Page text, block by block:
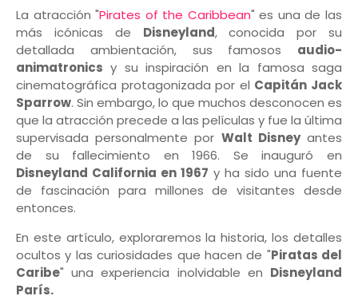
La atracción "Pirates of the Caribbean" es una de las
más icónicas de Disneyland, conocida por su
detallada ambientación, sus famosos audio-
animatronics y su inspiración en la famosa saga
cinematográfica protagonizada por el Capitán Jack
Sparrow. Sin embargo, lo que muchos desconocen es
que la atracción precede a las películas y fue la última
supervisada personalmente por Walt Disneyantes
de su fallecimiento en 1966. Se inauguró en
Disneyland California en 1967 y ha sido una fuente
de fascinación para millones de visitantes desde
entonces.
En este artículo, exploraremos la historia, los detalles
ocultos y las curiosidades que hacen de "Piratas del
Caribe" una experiencia inolvidable en Disneyland
París.